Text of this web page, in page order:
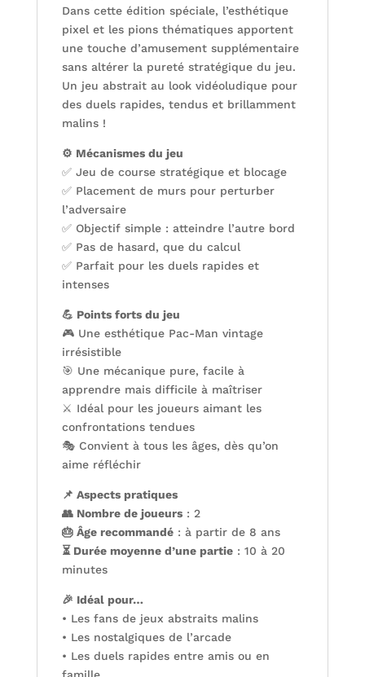
Dans cette édition spéciale, l’esthétique
pixel et les pions thématiques apportent
une touche d’amusement supplémentaire
sans altérer la pureté stratégique du jeu.
Un jeu abstrait au look vidéoludique pour
des duels rapides, tendus et brillamment
malins !
⚙️ Mécanismes du jeu
✅ Jeu de course stratégique et blocage
✅ Placement de murs pour perturber
l’adversaire
✅ Objectif simple : atteindre l’autre bord
✅ Pas de hasard, que du calcul
✅ Parfait pour les duels rapides et
intenses
💪 Points forts du jeu
🎮 Une esthétique Pac-Man vintage
irrésistible
🎯 Une mécanique pure, facile à
apprendre mais difficile à maîtriser
⚔️ Idéal pour les joueurs aimant les
confrontations tendues
🎭 Convient à tous les âges, dès qu’on
aime réfléchir
📌 Aspects pratiques
👥 Nombre de joueurs: 2
🎂 Âge recommandé: à partir de 8 ans
⏳ Durée moyenne d’une partie: 10 à 20
minutes
🎉 Idéal pour…
• Les fans de jeux abstraits malins
• Les nostalgiques de l’arcade
• Les duels rapides entre amis ou en